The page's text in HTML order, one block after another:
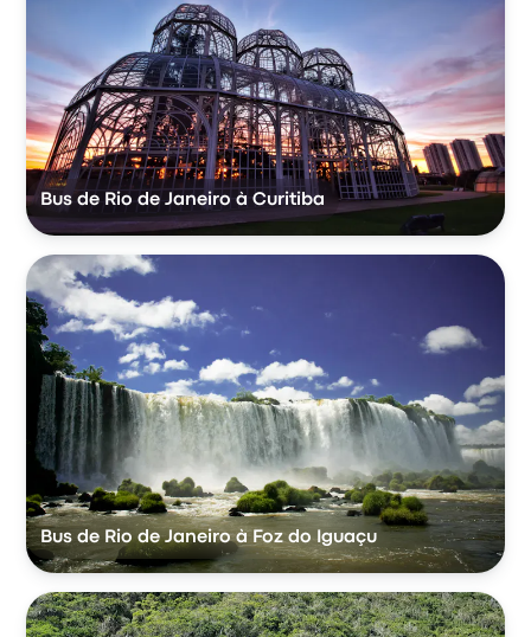
Bus de Rio de Janeiro à Curitiba
Bus de Rio de Janeiro à Foz do Iguaçu